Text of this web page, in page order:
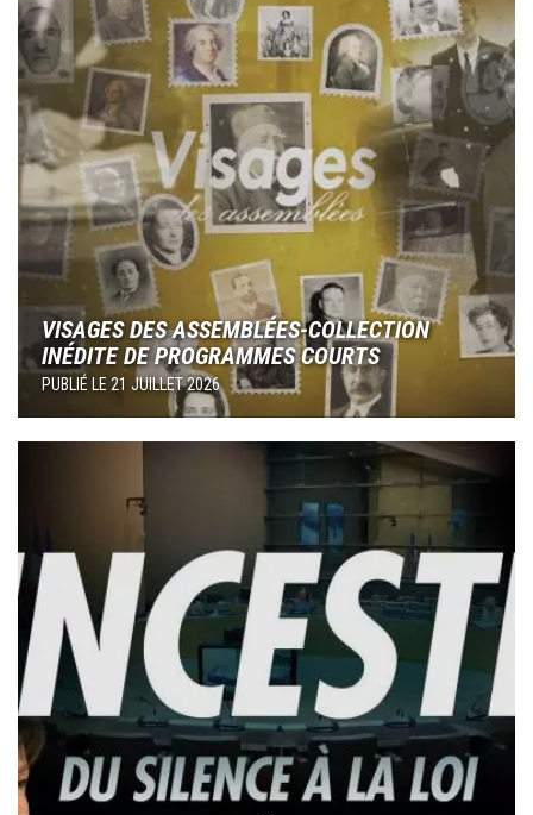
VISAGES DES ASSEMBLÉES-COLLECTION
INÉDITE DE PROGRAMMES COURTS
PUBLIÉ LE 21 JUILLET 2026